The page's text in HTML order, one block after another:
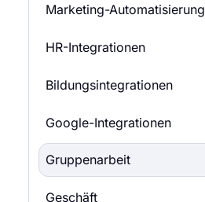
Marketing-Automatisierung
HR-Integrationen
Bildungsintegrationen
Google-Integrationen
Gruppenarbeit
Geschäft